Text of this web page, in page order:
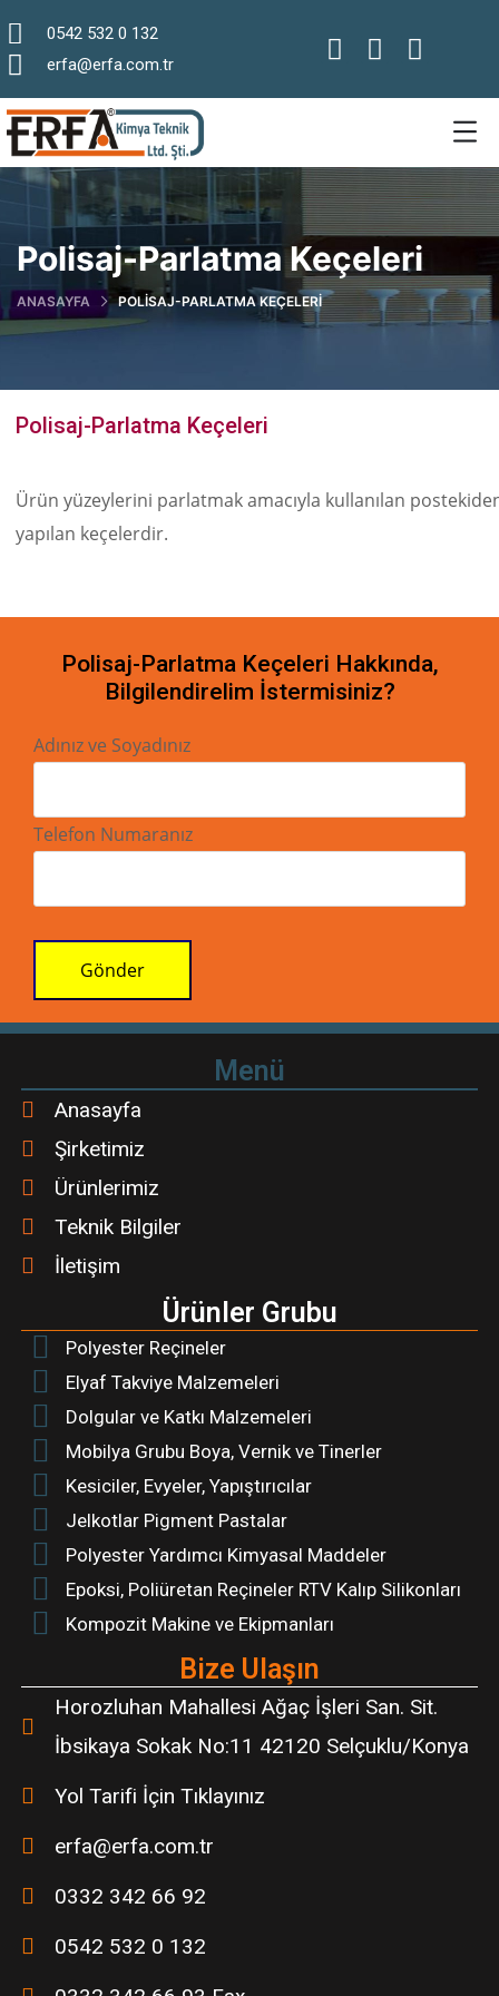
0542 532 0 132
erfa@erfa.com.tr
Polisaj-Parlatma Keçeleri
ANASAYFA POLISAJ-PARLATMA KEÇELERI
Polisaj-Parlatma Keçeleri
Ürün yüzeylerini parlatmak amacıyla kullanılan
yapılan keçelerdir.
Polisaj-Parlatma Keçeleri Hakkında,
Bilgilendirelim İstermisiniz?
Adınız ve Soyadınız
Telefon Numaranız
Gönder
Menü
Anasayfa
Şirketimiz
Ürünlerimiz
Teknik Bilgiler
İletişim
Ürünler Grubu
Polyester Reçineler
Elyaf Takviye Malzemeleri
Dolgular ve Katkı Malzemeleri
Mobilya Grubu Boya, Vernik ve Tinerler
Kesiciler, Evyeler, Yapıştırıcılar
Jelkotlar Pigment Pastalar
Polyester Yardımcı Kimyasal Maddeler
Epoksi, Poliüretan Reçineler RTV Kalıp Silikonları
Kompozit Makine ve Ekipmanları
Bize Ulaşın
Horozluhan Mahallesi Ağaç İşleri San. Sit.
İbsikaya Sokak No:11 42120 Selçuklu/Konya
Yol Tarifi İçin Tıklayınız
erfa@erfa.com.tr
0332 342 66 92
0542 532 0 132